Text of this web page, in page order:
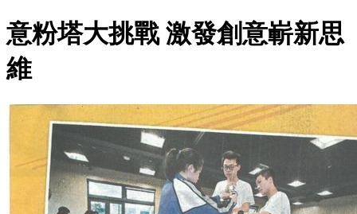
意粉塔大挑戰 激發創意嶄新思
維